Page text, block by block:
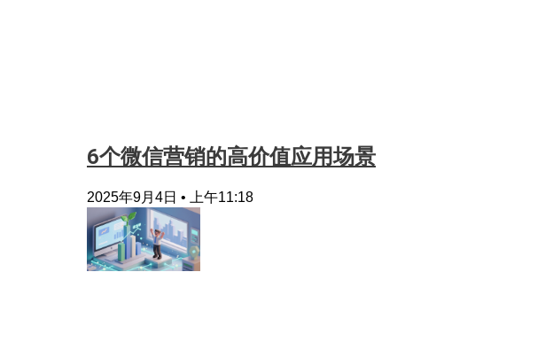
6个微信营销的高价值应用场景
2025年9月4日 上午11:18